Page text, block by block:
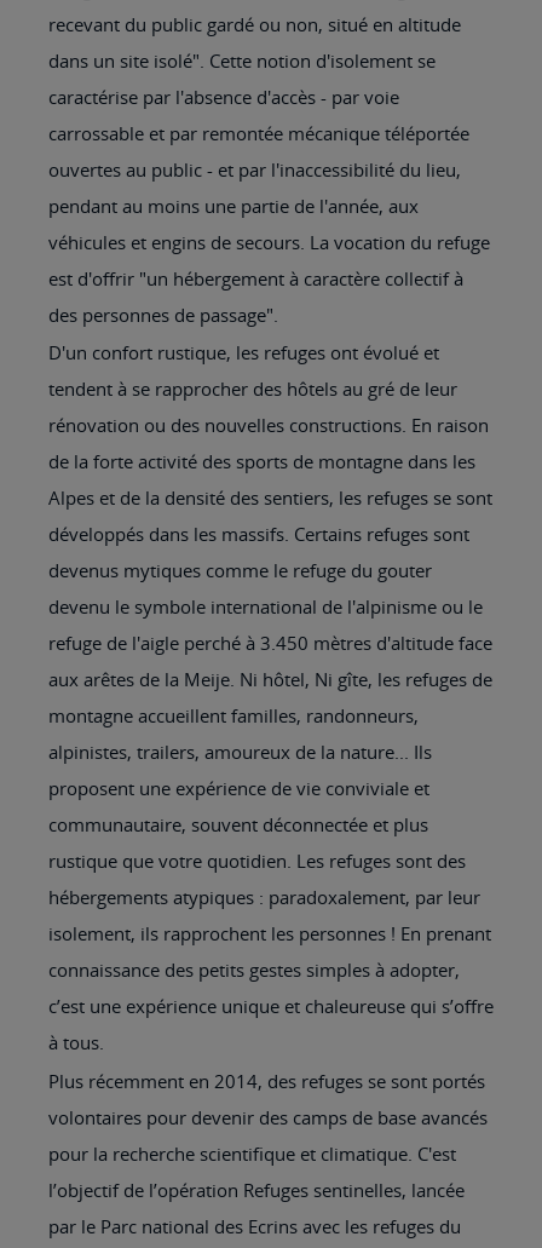
recevant du public gardé ou non, situé en altitude
dans un site isolé". Cette notion d'isolement se
caractérise par l'absence d'accès - par voie
carrossable et par remontée mécanique téléportée
ouvertes au public - et par l'inaccessibilité du lieu,
pendant au moins une partie de l'année, aux
véhicules et engins de secours. La vocation du refuge
est d'offrir "un hébergement à caractère collectif à
des personnes de passage".
D'un confort rustique, les refuges ont évolué et
tendent à se rapprocher des hôtels au gré de leur
rénovation ou des nouvelles constructions. En raison
de la forte activité des sports de montagne dans les
Alpes et de la densité des sentiers, les refuges se sont
développés dans les massifs. Certains refuges sont
devenus mytiques comme le refuge du gouter
devenu le symbole international de l'alpinisme ou le
refuge de l'aigle perché à 3.450 mètres d'altitude face
aux arêtes de la Meije. Ni hôtel, Ni gîte, les refuges de
montagne accueillent familles, randonneurs,
alpinistes, trailers, amoureux de la nature... Ils
proposent une expérience de vie conviviale et
communautaire, souvent déconnectée et plus
rustique que votre quotidien. Les refuges sont des
hébergements atypiques : paradoxalement, par leur
isolement, ils rapprochent les personnes ! En prenant
connaissance des petits gestes simples à adopter,
c’est une expérience unique et chaleureuse qui s’offre
à tous.
Plus récemment en 2014, des refuges se sont portés
volontaires pour devenir des camps de base avancés
pour la recherche scientifique et climatique. C'est
l’objectif de l’opération Refuges sentinelles, lancée
par le Parc national des Ecrins avec les refuges du